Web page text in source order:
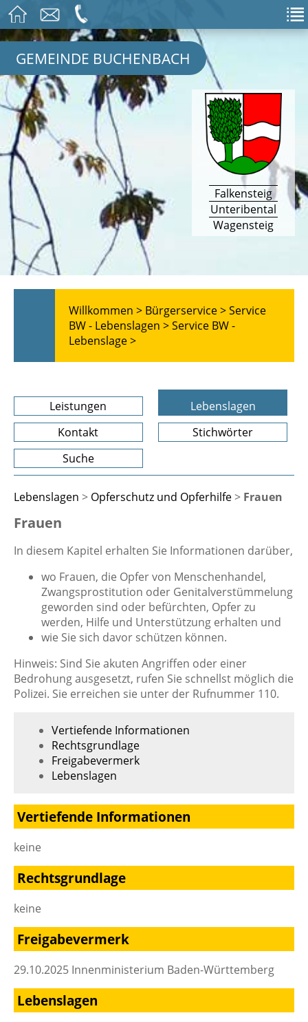
GEMEINDE BUCHENBACH
Falkensteig
Unteribental
Wagensteig
Willkommen > Bürgerservice >Service
BW - Lebenslagen >Service BW -
Lebenslage >
Leistungen
Lebenslagen
Kontakt
Stichwörter
Suche
Lebenslagen > Opferschutz und Opferhilfe> Frauen
Frauen
In diesem Kapitel erhalten Sie Informationen darüber,
wo Frauen, die Opfer von Menschenhandel,
Zwangsprostitution oder Genitalverstümmelung
geworden sind oder befürchten, Opfer zu
werden, Hilfe und Unterstützung erhalten und
wie Sie sich davor schützen können.
Hinweis: Sind Sie akuten Angriffen oder einer
Bedrohung ausgesetzt, rufen Sie schnellst möglich die
Polizei. Sie erreichen sie unter der Rufnummer 110.
Vertiefende Informationen
Rechtsgrundlage
Freigabevermerk
Lebenslagen
Vertiefende Informationen
keine
Rechtsgrundlage
keine
Freigabevermerk
29.10.2025 Innenministerium Baden-Württemberg
Lebenslagen